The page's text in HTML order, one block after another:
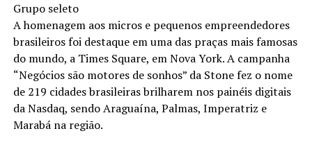
Grupo seleto
A homenagem aos micros e pequenos empreendedores
brasileiros foi destaque em uma das praças mais famosas
do mundo, a Times Square, em Nova York. A campanha
“Negócios são motores de sonhos” da Stone fez o nome
de 219 cidades brasileiras brilharem nos painéis digitais
da Nasdaq, sendo Araguaína, Palmas, Imperatriz e
Marabá na região.